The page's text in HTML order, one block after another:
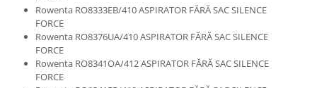
Genti si accesorii femei
Imbracaminte barbati
Imbracaminte femei
Imbracaminte si Incaltaminte copii
Incaltaminte barbati
Rowenta RO8333EB/410 ASPIRATOR FĂRĂ SAC SILENCE
FORCE
Rowenta RO8376UA/410 ASPIRATOR FĂRĂ SAC SILENCE
FORCE
Rowenta RO8341OA/412 ASPIRATOR FĂRĂ SAC SILENCE
FORCE